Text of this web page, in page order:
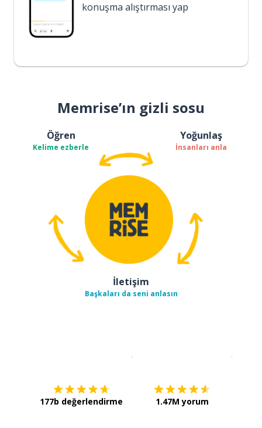
konuşma alıştırması yap
Memrise’ın gizli sosu
Öğren
Kelime ezberle
Yoğunlaş
İnsanları anla
İletişim
Başkaları da seni anlasın
177b değerlendirme 1.47M yorum